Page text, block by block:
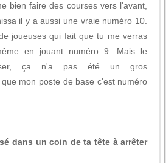
bien faire des courses vers l'avant,
il y a aussi une vraie numéro 10.
joueuses qui fait que tu me verras
en jouant numéro 9. Mais le
ça n'a pas été un gros
mon poste de base c'est numéro
dans un coin de ta tête à arrêter